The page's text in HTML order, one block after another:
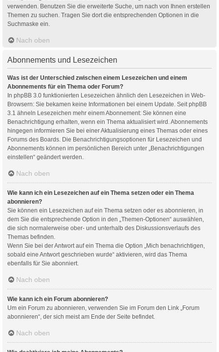
verwenden. Benutzen Sie die erweiterte Suche, um nach von Ihnen erstellen
Themen zu suchen. Tragen Sie dort die entsprechenden Optionen in die
Suchmaske ein.
Nach oben
Abonnements und Lesezeichen
Was ist der Unterschied zwischen einem Lesezeichen und einem
Abonnements für ein Thema oder Forum?
In phpBB 3.0 funktionierten Lesezeichen ähnlich den Lesezeichen in Web-
Browsern: Sie bekamen keine Informationen bei einem Update. Seit phpBB
3.1 ähneln Lesezeichen mehr einem Abonnement: Sie können eine
Benachrichtigung erhalten, wenn ein Thema aktualisiert wird. Abonnements
hingegen informieren Sie bei einer Aktualisierung eines Themas oder eines
Forums des Boards. Die Benachrichtigungsoptionen für Lesezeichen und
Abonnements können im persönlichen Bereich unter „Benachrichtigungen
einstellen“ geändert werden.
Nach oben
Wie kann ich ein Lesezeichen auf ein Thema setzen oder ein Thema
abonnieren?
Sie können ein Lesezeichen auf ein Thema setzen oder es abonnieren, in
dem Sie die entsprechende Option in den „Themen-Optionen“ auswählen,
die sich normalerweise ober- und unterhalb des Diskussionsverlaufs des
Themas befinden.
Wenn Sie bei der Antwort auf ein Thema die Option „Mich benachrichtigen,
sobald eine Antwort geschrieben wurde“ aktivieren, wird das Thema
ebenfalls für Sie abonniert.
Nach oben
Wie kann ich ein Forum abonnieren?
Um ein Forum zu abonnieren, verwenden Sie im Forum den Link „Forum
abonnieren“, der sich meist am Ende der Seite befindet.
Nach oben